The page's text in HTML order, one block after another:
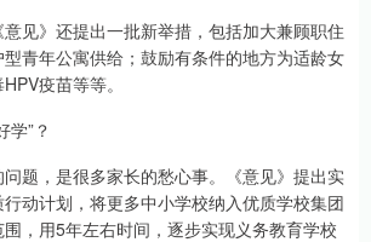
见》还提出一批新举措，包括加大兼顾职住
青年公寓供给；鼓励有条件的地方为适龄女
疫苗等等。
学”？
题，是很多家长的愁心事。《意见》提出实
动计划，将更多中小学校纳入优质学校集团
，用5年左右时间，逐步实现义务教育学校